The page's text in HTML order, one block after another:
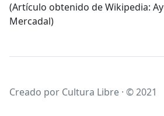
(Artículo obtenido de Wikipedia:
Mercadal)
Creado por Cultura Libre · © 2021